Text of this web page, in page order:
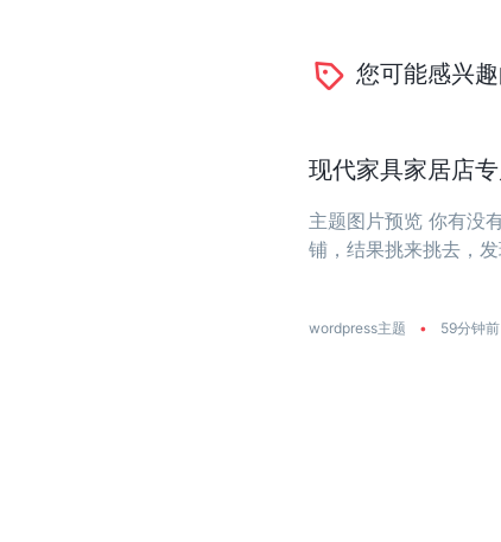
您可能感兴
现代家具家居店
主题图片预览 你有没
铺，结果挑来挑去，
wordpress主题 • 59分钟前